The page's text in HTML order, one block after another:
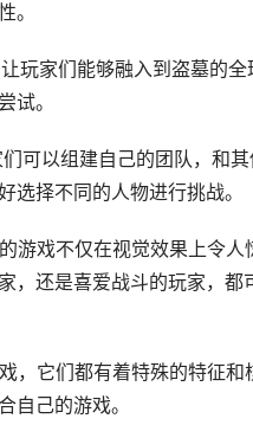
。
玩家们能够融入到盗墓的
试。
可以组建自己的团队，和
选择不同的人物进行挑战。
游戏不仅在视觉效果上令
，还是喜爱战斗的玩家，都
，它们都有着特殊的特征和
自己的游戏。